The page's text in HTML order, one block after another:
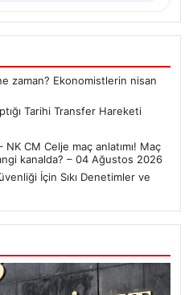
zaman? Ekonomistlerin nisan
Tarihi Transfer Hareketi
CM Celje maç anlatımı! Maç
kanalda? – 04 Ağustos 2026
İçin Sıkı Denetimler ve